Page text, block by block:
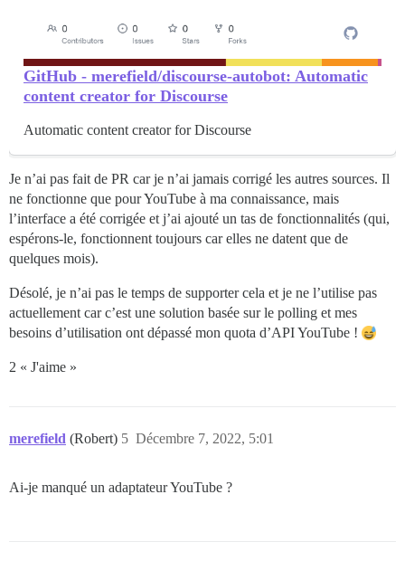
GitHub - merefield/discourse-autobot: Automatic
content creator for Discourse
Automatic content creator for Discourse
Je n’ai pas fait de PR car je n’ai jamais corrigé les autres sources. Il
ne fonctionne que pour YouTube à ma connaissance, mais
l’interface a été corrigée et j’ai ajouté un tas de fonctionnalités (qui,
espérons-le, fonctionnent toujours car elles ne datent que de
quelques mois).
Désolé, je n’ai pas le temps de supporter cela et je ne l’utilise pas
actuellement car c’est une solution basée sur le polling et mes
besoins d’utilisation ont dépassé mon quota d’API YouTube !
2 « J'aime »
merefield (Robert) Décembre 7, 2022, 5:01
5
Ai-je manqué un adaptateur YouTube ?